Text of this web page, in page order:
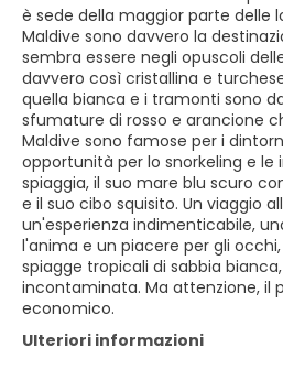
è sede della maggior parte delle
Maldive sono davvero la
sembra essere negli opuscoli
davvero così cristallina e
quella bianca e i tramonti sono
sfumature di rosso e arancione
Maldive sono famose per i
opportunità per lo snorkeling e le
spiaggia, il suo mare blu scuro
e il suo cibo squisito. Un viaggio
un'esperienza indimenticabile,
l'anima e un piacere per gli
spiagge tropicali di sabbia
incontaminata. Ma attenzione, il
economico.
Ulteriori informazioni